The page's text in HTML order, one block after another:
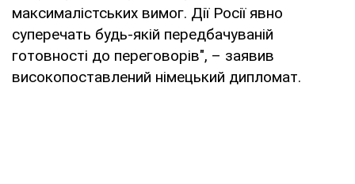
максималістських вимог. Дії Росії явно
суперечать будь-якій передбачуваній
готовності до переговорів", – заявив
високопоставлений німецький дипломат.